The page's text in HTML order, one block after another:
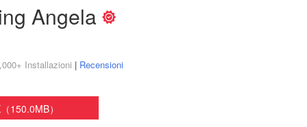
Angela
Installazioni | Recensioni
150.0MB）